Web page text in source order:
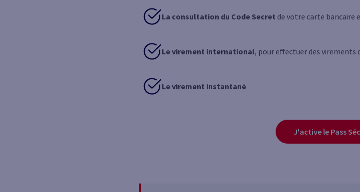
La consultation du Code Secret de votre carte bancaire
Le virement international, pour effectuer des virements
Le virement instantané
J'active le Pass